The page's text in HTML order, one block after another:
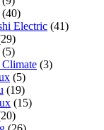
(40)
Electric (41)
(5)
(3)
(5)
(19)
(15)